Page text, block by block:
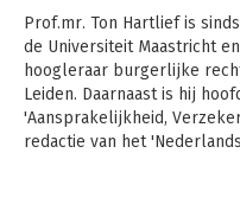
Prof.mr. Ton Hartlief is
de Universiteit Maastricht
hoogleraar burgerlijke
Leiden. Daarnaast is hij
'Aansprakelijkheid,
redactie van het